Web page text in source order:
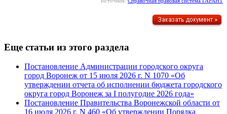
Еще статьи из этого раздела
Постановление Администрации городского округа
город Воронеж от 15 июля 2026 г. N 1070 «Об
утверждении отчета об исполнении бюджета городского
округа город Воронеж за I полугодие 2026 года»
Постановление Правительства Воронежской области от
16 июля 2026 г. N 460 «Об утверждении Порядка